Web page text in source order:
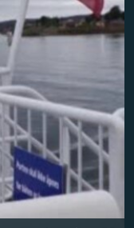
available